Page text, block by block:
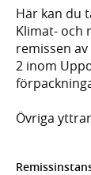
Här kan du
Klimat- och
remissen
2 inom
Övriga